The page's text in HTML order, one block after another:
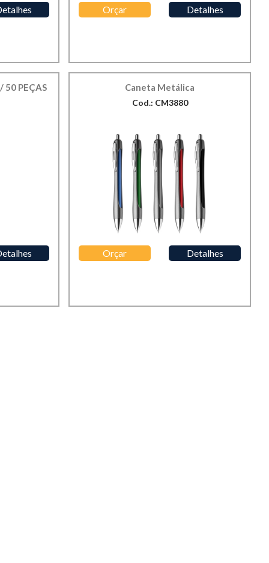
Orçar Detalhes
50 PEÇAS Caneta Metálica
Cod.: CM3880
Orçar Detalhes